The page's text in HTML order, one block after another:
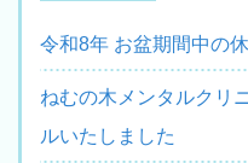
令和8年 お盆期間中の
ねむの木メンタルクリ
ルいたしました